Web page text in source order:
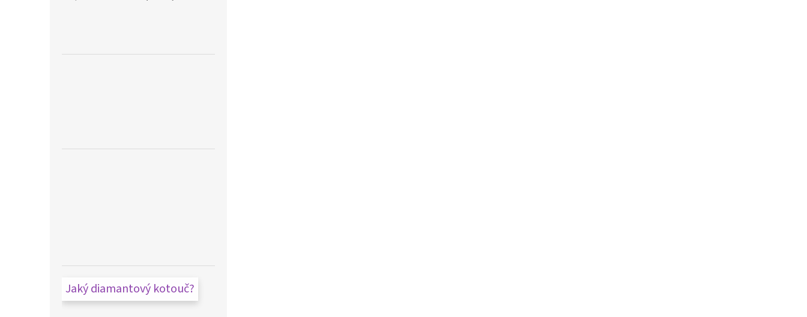
Jaký diamantový kotouč?